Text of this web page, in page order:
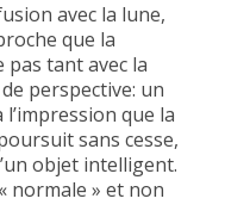
avec la lune,
que la
tant avec la
de perspective: un
que la
sans cesse,
objet intelligent.
normale » et non